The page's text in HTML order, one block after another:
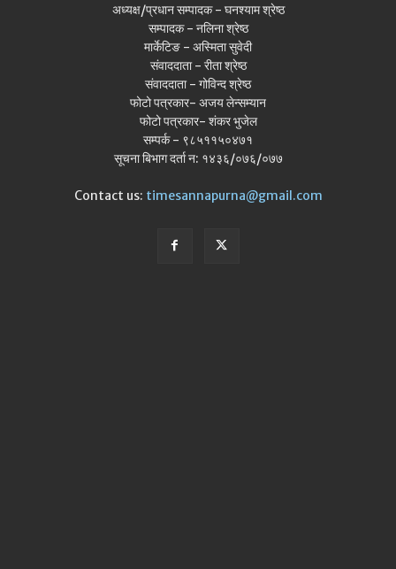
अध्यक्ष/प्रधान सम्पादक - घनश्याम श्रेष्ठ
सम्पादक - नलिना श्रेष्ठ
मार्केटिङ - अस्मिता सुवेदी
संवाददाता - रीता श्रेष्ठ
संवाददाता - गोविन्द श्रेष्ठ
फोटो पत्रकार- अजय लेन्सम्यान
फोटो पत्रकार- शंकर भुजेल
सम्पर्क - ९८५११५०४७१
सूचना बिभाग दर्ता न: १४३६/०७६/०७७
Contact us: timesannapurna@gmail.com